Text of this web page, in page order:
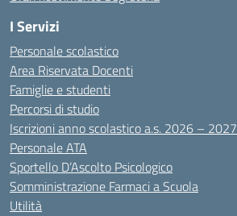
I Servizi
Personale scolastico
Area Riservata Docenti
Famiglie e studenti
Percorsi di studio
Iscrizioni anno scolastico a.s. 2026 – 2027
Personale ATA
Sportello D’Ascolto Psicologico
Somministrazione Farmaci a Scuola
Utilità